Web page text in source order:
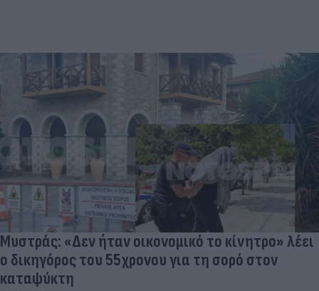
Μυστράς: «Δεν ήταν οικονομικό το κίνητρο» λέει
ο δικηγόρος του 55χρονου για τη σορό στον
καταψύκτη